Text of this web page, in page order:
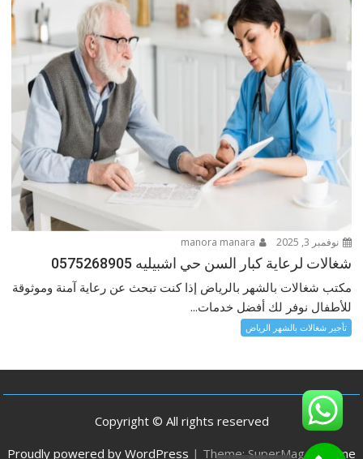
نوفمبر 3, 2025
شغالات لرعاية كبار السن حي اشبيليه 0575268905
مكتب شغالات بالشهر بالرياض إذا كنت تبحث عن رعاية آمنة وموثوقة
للأطفال نوفر لك أفضل خدمات...
تأجير شغالات بالشهر الرياض
Copyright © All rights reserved
Proudly powered by WordPress | Theme: SuperMag by Acme